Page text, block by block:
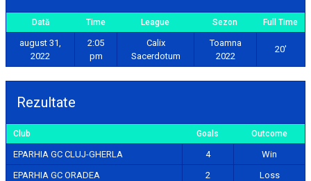
Dată Time League Sezon Full Time
august 31,
2022
2:05
pm
Calix
Sacerdotum
Toamna
2022
20'
Rezultate
Club Goals Outcome
EPARHIA GC CLUJ-GHERLA 4
Win
EPARHIA GC ORADEA
2 Loss